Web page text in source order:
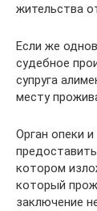
жительства
Если же
судебное
супруга
месту
Орган опеки
котором
который
заключение